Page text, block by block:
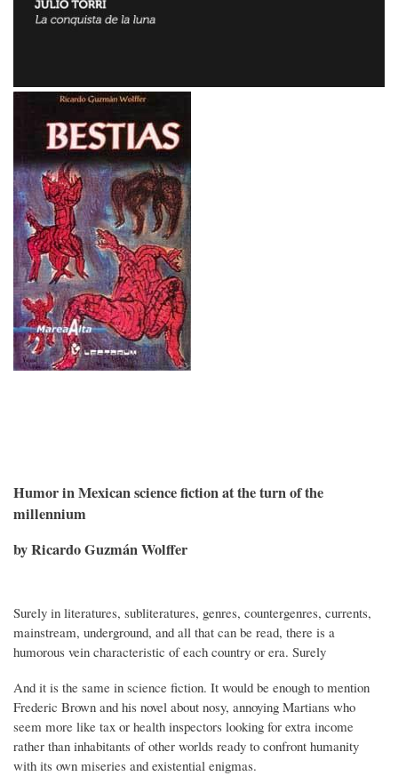
Humor in Mexican science fiction at the turn of the
millennium
by Ricardo Guzmán Wolffer
Surely in literatures, subliteratures, genres, countergenres, currents,
mainstream, underground, and all that can be read, there is a
humorous vein characteristic of each country or era. Surely
And it is the same in science fiction. It would be enough to mention
Frederic Brown and his novel about nosy, annoying Martians who
seem more like tax or health inspectors looking for extra income
rather than inhabitants of other worlds ready to confront humanity
with its own miseries and existential enigmas.